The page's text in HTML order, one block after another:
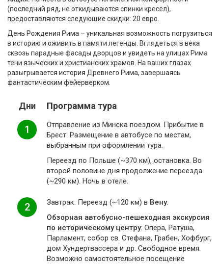
(последний ряд, не откидываются спинки кресел),
предоставляются следующие скидки: 20 евро.
День Рождения Рима – уникальная возможность погрузиться
в историю и оживить в памяти легенды. Вглядеться в века
сквозь парадные фасады дворцов и увидеть на улицах Рима
тени языческих и христианских храмов. На ваших глазах
разыгрывается история Древнего Рима, завершаясь
фантастическим фейерверком.
Дни Программа тура
1
Отправление из Минска поездом. Прибытие в
Брест. Размещение в автобусе по местам,
выбранным при оформлении тура.
Переезд по Польше (~370 км), остановка. Во
второй половине дня продолжение переезда
(~290 км). Ночь в отеле.
2 Завтрак. Переезд (~120 км) в Вену.
Обзорная автобусно-пешеходная экскурсия
по историческому центру: Опера, Ратуша,
Парламент, собор св. Стефана, Грабен, Хофбург,
дом Хундертвассера и др. Свободное время.
Возможно самостоятельное посещение